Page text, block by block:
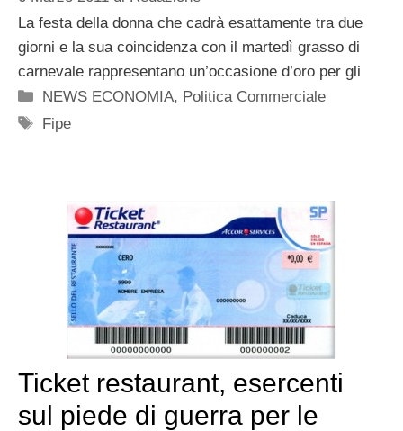
La festa della donna che cadrà esattamente tra due
giorni e la sua coincidenza con il martedì grasso di
carnevale rappresentano un’occasione d’oro per gli
Categorie
NEWS ECONOMIA, Politica Commerciale
Tag
Fipe
Ticket restaurant, esercenti
sul piede di guerra per le